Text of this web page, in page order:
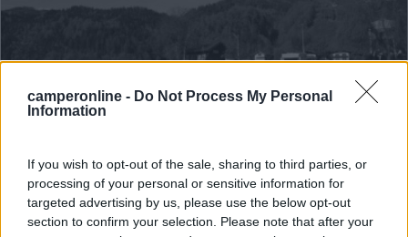
camperonline - Do Not Process My Personal
Information
If you wish to opt-out of the sale, sharing to third parties, or
processing of your personal or sensitive information for
targeted advertising by us, please use the below opt-out
section to confirm your selection. Please note that after your
Parcheggio
10 1